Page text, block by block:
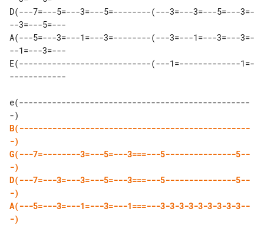
D(---7=---5=---3=---5=--------(---3=---3=---5=---3=-
--3=---5=---
A(---5=---3=---1=---3=--------(---3=---1=---3=---3=-
--1=---3=---
E(----------------------------(---1=-------------1=-
------------
e(-------------------------------------------------
B(-------------------------------------------------
-)
G(---7=--------3=---5=---3===---5---------------5--
-)
D(---7=---3=---3=---5=---3===---5---------------5--
-)
A(---5=---3=---1=---3=---1===---3-3-3-3-3-3-3-3-3--
-)